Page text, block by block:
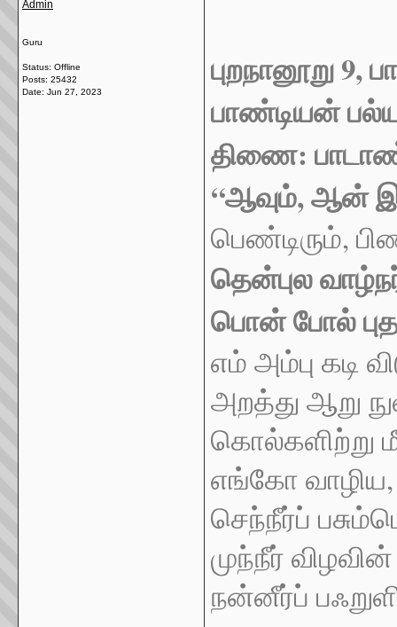
Admin
Guru
Status: Offline
Posts: 25432
Date: Jun 27, 2023
புறநானூறு 9,
பாண்டியன்
திணை:
“ஆவும், ஆன்
பெண்டிரும்,
தென்புல
பொன் போல்
எம் அம்பு கடி
அறத்து ஆறு
கொல்களிற்று
எங்கோ வாழிய,
செந்நீர்ப்
முந்நீர்
நன்னீர்ப்